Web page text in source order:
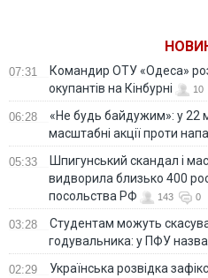
07:31
Командир ОТУ «Одеса»
окупантів на Кінбурні
10
06:28
«Не будь байдужим»: у 22
масштабні акції проти
05:33
Шпигунський скандал і
видворила близько 400
посольства РФ
143 0
03:28
Студентам можуть
годувальника: у ПФУ
02:29
Українська розвідка